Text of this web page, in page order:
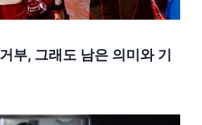
부, 그래도 남은 의미와 기